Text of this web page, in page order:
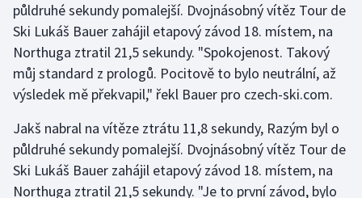
Jezdectví
Judo
Lezení
Lyže a snowboard
půldruhé sekundy pomalejší. Dvojnásobný vítěz Tour de
Ski Lukáš Bauer zahájil etapový závod 18. místem, na
Northuga ztratil 21,5 sekundy. "Spokojenost. Takový
můj standard z prologů. Pocitově to bylo neutrální, až
výsledek mě překvapil," řekl Bauer pro czech-ski.com.
Jakš nabral na vítěze ztrátu 11,8 sekundy, Razým byl o
půldruhé sekundy pomalejší. Dvojnásobný vítěz Tour de
Ski Lukáš Bauer zahájil etapový závod 18. místem, na
Northuga ztratil 21,5 sekundy. "Je to první závod, bylo